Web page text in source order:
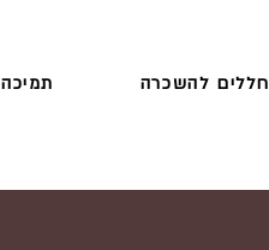
תמיכה חללים להשכרה